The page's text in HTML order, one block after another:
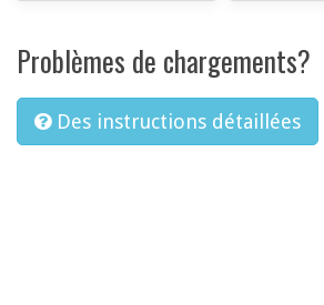
Problèmes de chargements?
Des instructions détaillées